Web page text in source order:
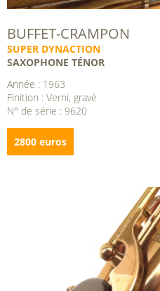
BUFFET-CRAMPON
SUPER DYNACTION
SAXOPHONE TÉNOR
Année : 1963
Finition : Verni, gravé
N° de série : 9620
2800 euros